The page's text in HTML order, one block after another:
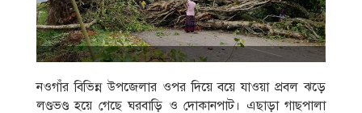
নওগাঁর বিভিন্ন উপজেলার ওপর দিয়ে বয়ে যাওয়া প্রবল ঝড়ে
লণ্ডভণ্ড হয়ে গেছে ঘরবাড়ি ও দোকানপাট। এছাড়া গাছপালা